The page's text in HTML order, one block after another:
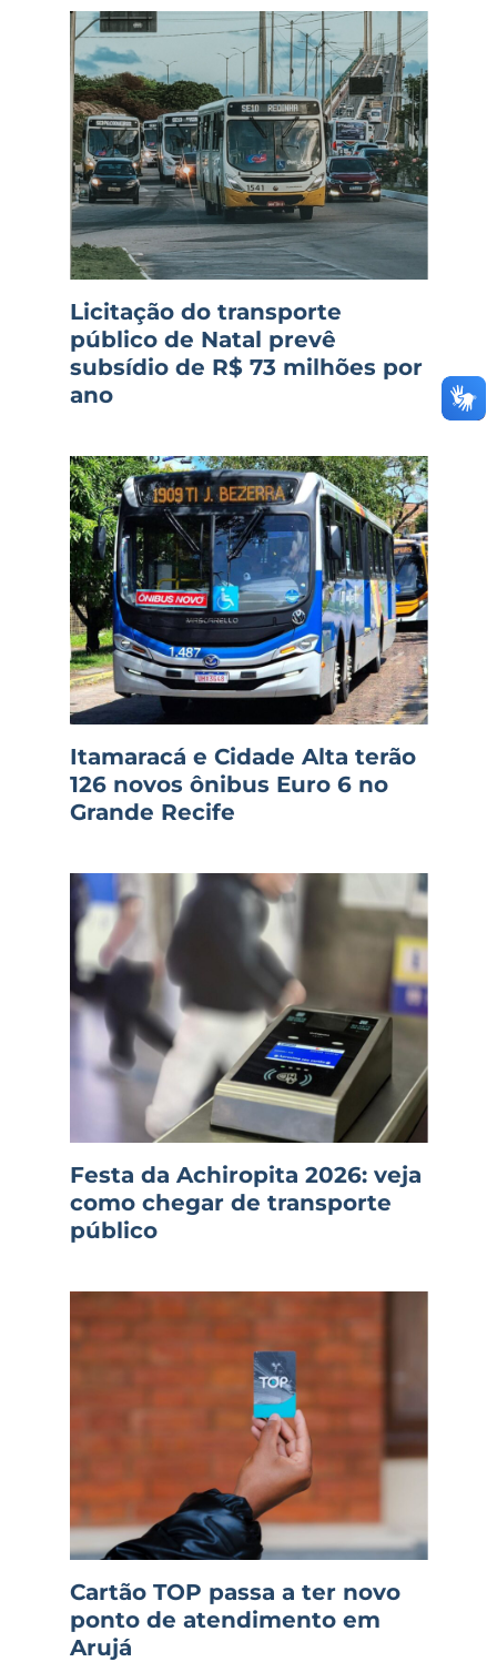
Licitação do transporte
público de Natal prevê
subsídio de R$ 73 milhões por
ano
Itamaracá e Cidade Alta terão
126 novos ônibus Euro 6 no
Grande Recife
Festa da Achiropita 2026: veja
como chegar de transporte
público
Cartão TOP passa a ter novo
ponto de atendimento em
Arujá